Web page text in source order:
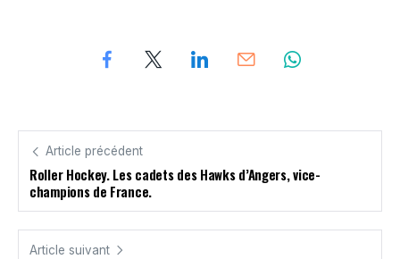
Article précédent
Roller Hockey. Les cadets des Hawks d’Angers, vice-
champions de France.
Article suivant